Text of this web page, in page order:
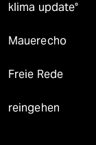
klima update°
Mauerecho
Freie Rede
reingehen